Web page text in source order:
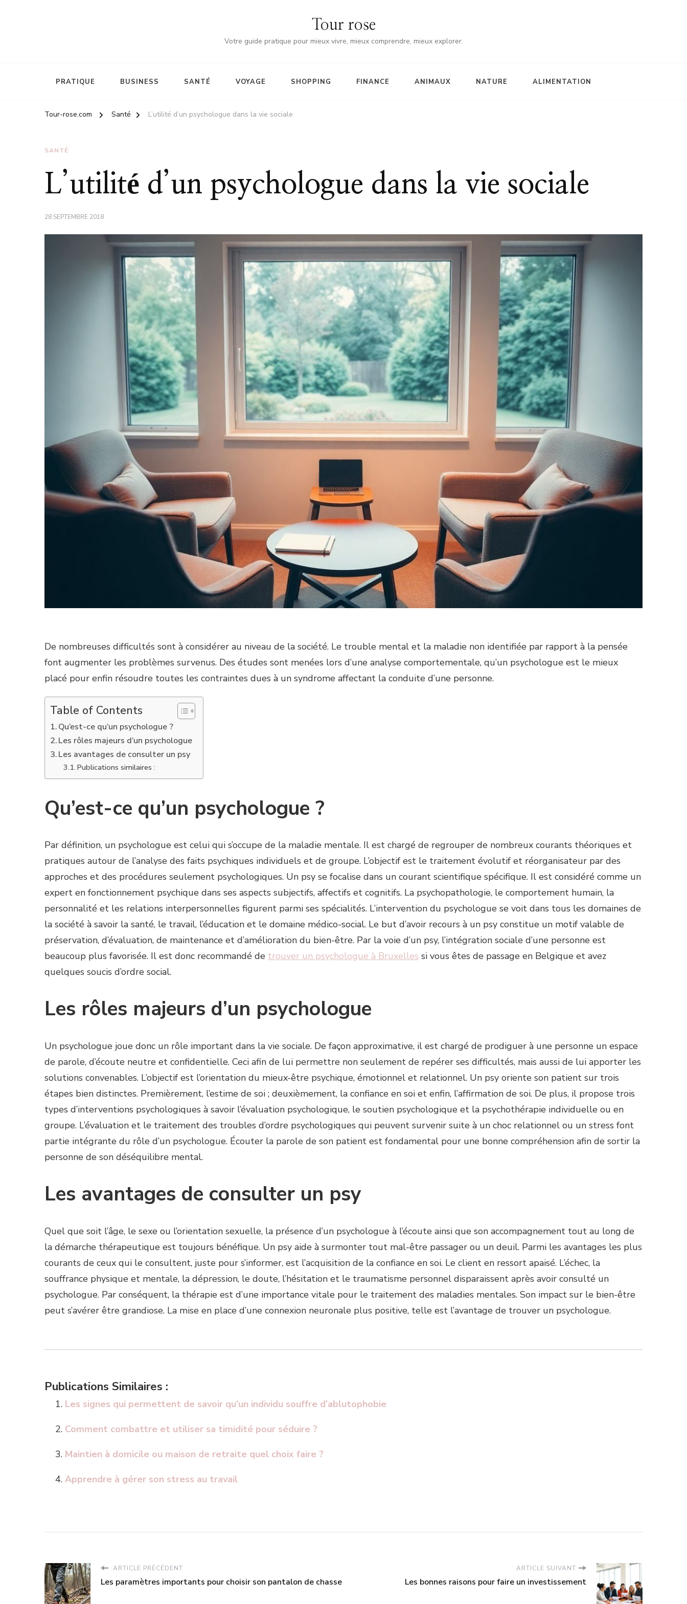
Tour rose
Votre guide pratique pour mieux vivre, mieux comprendre, mieux explorer.
PRATIQUE BUSINESS SANTÉ VOYAGE SHOPPING FINANCE ANIMAUX NATURE ALIMENTATION
Tour-rose.com Santé L’utilité d’un psychologue dans la vie sociale
SANTÉ
L’utilité d’un psychologue dans la vie sociale
28 SEPTEMBRE 2018
De nombreuses difficultés sont à considérer au niveau de la société. Le trouble mental et la maladie non identifiée par rapport à la pensée
font augmenter les problèmes survenus. Des études sont menées lors d’une analyse comportementale, qu’un psychologue est le mieux
placé pour enfin résoudre toutes les contraintes dues à un syndrome affectant la conduite d’une personne.
Table of Contents
Qu’est-ce qu’un psychologue ?
Les rôles majeurs d’un psychologue
Les avantages de consulter un psy
Publications similaires :
Qu’est-ce qu’un psychologue ?
Par définition, un psychologue est celui qui s’occupe de la maladie mentale. Il est chargé de regrouper de nombreux courants théoriques et
pratiques autour de l’analyse des faits psychiques individuels et de groupe. L’objectif est le traitement évolutif et réorganisateur par des
approches et des procédures seulement psychologiques. Un psy se focalise dans un courant scientifique spécifique. Il est considéré comme un
expert en fonctionnement psychique dans ses aspects subjectifs, affectifs et cognitifs. La psychopathologie, le comportement humain, la
personnalité et les relations interpersonnelles figurent parmi ses spécialités. L’intervention du psychologue se voit dans tous les domaines de
la société à savoir la santé, le travail, l’éducation et le domaine médico-social. Le but d’avoir recours à un psy constitue un motif valable de
préservation, d’évaluation, de maintenance et d’amélioration du bien-être. Par la voie d’un psy, l’intégration sociale d’une personne est
beaucoup plus favorisée. Il est donc recommandé de trouver un psychologue à Bruxelles si vous êtes de passage en Belgique et avez
quelques soucis d’ordre social.
Les rôles majeurs d’un psychologue
Un psychologue joue donc un rôle important dans la vie sociale. De façon approximative, il est chargé de prodiguer à une personne un espace
de parole, d’écoute neutre et confidentielle. Ceci afin de lui permettre non seulement de repérer ses difficultés, mais aussi de lui apporter les
solutions convenables. L’objectif est l’orientation du mieux-être psychique, émotionnel et relationnel. Un psy oriente son patient sur trois
étapes bien distinctes. Premièrement, l’estime de soi ; deuxièmement, la confiance en soi et enfin, l’affirmation de soi. De plus, il propose trois
types d’interventions psychologiques à savoir l’évaluation psychologique, le soutien psychologique et la psychothérapie individuelle ou en
groupe. L’évaluation et le traitement des troubles d’ordre psychologiques qui peuvent survenir suite à un choc relationnel ou un stress font
partie intégrante du rôle d’un psychologue. Écouter la parole de son patient est fondamental pour une bonne compréhension afin de sortir la
personne de son déséquilibre mental.
Les avantages de consulter un psy
Quel que soit l’âge, le sexe ou l’orientation sexuelle, la présence d’un psychologue à l’écoute ainsi que son accompagnement tout au long de
la démarche thérapeutique est toujours bénéfique. Un psy aide à surmonter tout mal-être passager ou un deuil. Parmi les avantages les plus
courants de ceux qui le consultent, juste pour s’informer, est l’acquisition de la confiance en soi. Le client en ressort apaisé. L’échec, la
souffrance physique et mentale, la dépression, le doute, l’hésitation et le traumatisme personnel disparaissent après avoir consulté un
psychologue. Par conséquent, la thérapie est d’une importance vitale pour le traitement des maladies mentales. Son impact sur le bien-être
peut s’avérer être grandiose. La mise en place d’une connexion neuronale plus positive, telle est l’avantage de trouver un psychologue.
Publications Similaires :
Les signes qui permettent de savoir qu’un individu souffre d’ablutophobie
Comment combattre et utiliser sa timidité pour séduire ?
Maintien à domicile ou maison de retraite quel choix faire ?
Apprendre à gérer son stress au travail
ARTICLE PRÉCÉDENT
Les paramètres importants pour choisir son pantalon de chasse
ARTICLE SUIVANT
Les bonnes raisons pour faire un investissement